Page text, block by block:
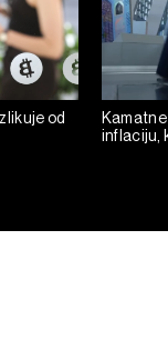
od
inflaciju,